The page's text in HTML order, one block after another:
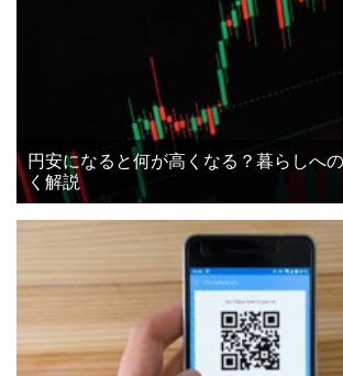
円安になると何が高くなる？暮らしへ
く解説